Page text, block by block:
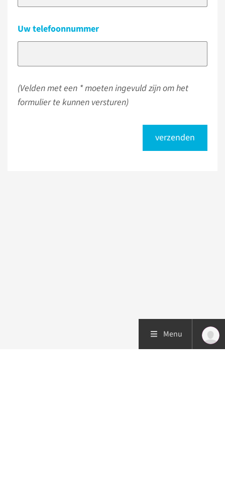
Uw telefoonnummer
(Velden met een * moeten ingevuld zijn om het
formulier te kunnen versturen)
verzenden
Menu